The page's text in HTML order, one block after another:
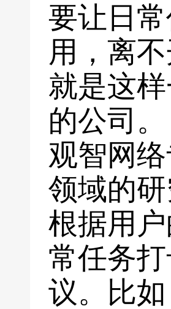
要让日
用，离
就是这
的公司。
观智网
领域的
根据用
常任务
议。比